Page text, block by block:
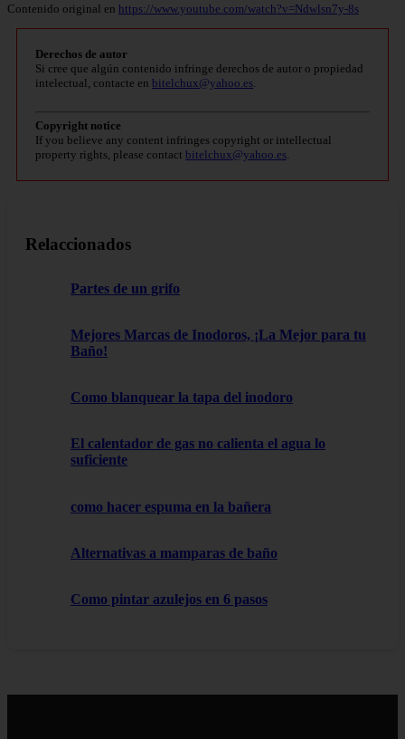
Contenido original en https://www.youtube.com/watch?v=Ndwlsn7y-8s
Derechos de autor
Si cree que algún contenido infringe derechos de autor o propiedad
intelectual, contacte en bitelchux@yahoo.es.
Copyright notice
If you believe any content infringes copyright or intellectual
property rights, please contact bitelchux@yahoo.es.
Relaccionados
Partes de un grifo
Mejores Marcas de Inodoros, ¡La Mejor para tu
Baño!
Como blanquear la tapa del inodoro
El calentador de gas no calienta el agua lo
suficiente
como hacer espuma en la bañera
Alternativas a mamparas de baño
Como pintar azulejos en 6 pasos